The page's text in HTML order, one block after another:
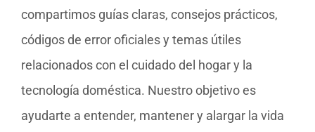
compartimos guías claras, consejos prácticos,
códigos de error oficiales y temas útiles
relacionados con el cuidado del hogar y la
tecnología doméstica. Nuestro objetivo es
ayudarte a entender, mantener y alargar la vida